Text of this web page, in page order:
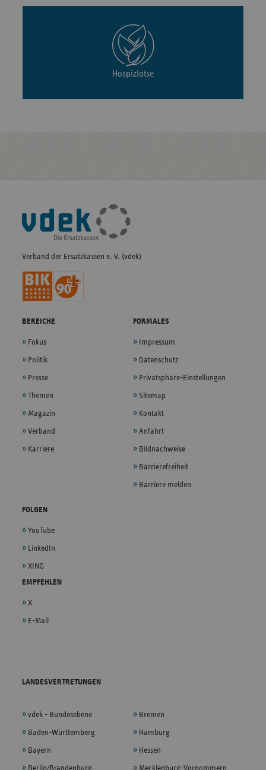
Hospizlotse
Fußleisten-
Navigation
Verband der Ersatzkassen e. V. (vdek)
BEREICHE
Fokus
Politik
Presse
Themen
Magazin
Verband
Karriere
FORMALES
Impressum
Datenschutz
Privatsphäre-Einstellungen
Sitemap
Kontakt
Anfahrt
Bildnachweise
Barrierefreiheit
Barriere melden
FOLGEN
YouTube
LinkedIn
XING
EMPFEHLEN
X
E-Mail
LANDESVERTRETUNGEN
vdek - Bundesebene
Baden-Württemberg
Bayern
Berlin/Brandenburg
Bremen
Hamburg
Hessen
Mecklenburg-Vorpommern